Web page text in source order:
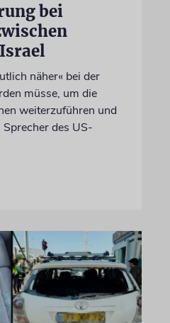
bei
näher« bei der
müsse, um die
weiterzuführen und
des US-